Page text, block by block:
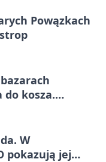
Powązkach
kosza.
W
pokazują jej